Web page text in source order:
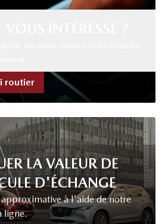
routier
LA VALEUR DE
D'ÉCHANGE
à l'aide de notre
ligne.